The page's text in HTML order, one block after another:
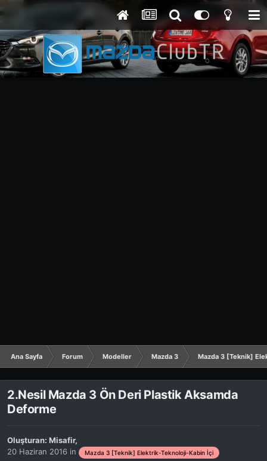
Ana Sayfa Forum Modeller Mazda 3 Mazda 3 [Teknik]
2.Nesil Mazda 3 Ön Deri Plastik Aksamda
Deforme
Oluşturan: Misafir,
20 Haziran 2016 in Mazda 3 [Teknik] Elektrik-Teknoloji-Kabin İçi